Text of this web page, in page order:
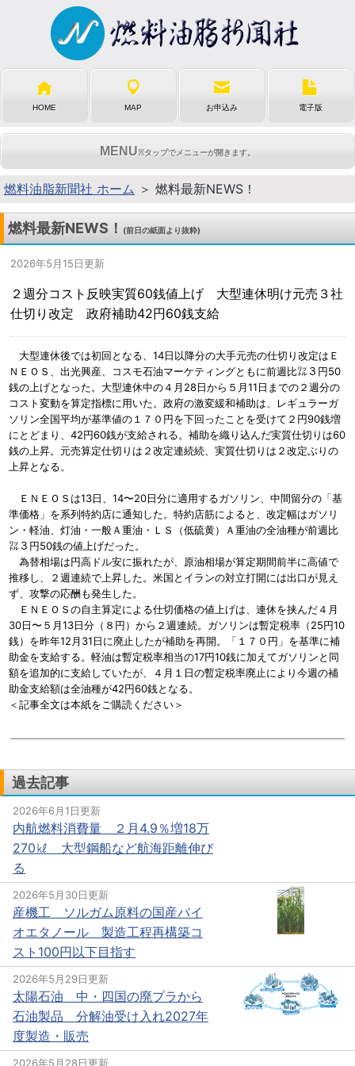
HOME MAP お申込み 電子版
MENU※タップでメニューが開きます。
燃料油脂新聞社 ホーム ＞ 燃料最新NEWS！
燃料最新NEWS！ (前日の紙面より抜粋)
2026年5月15日更新
２週分コスト反映実質60銭値上げ 大型連休明け元売３社
仕切り改定 政府補助42円60銭支給
大型連休後では初回となる、14日以降分の大手元売の仕切り改定はＥ
ＮＥＯＳ、出光興産、コスモ石油マーケティングともに前週比㍑３円50
銭の上げとなった。大型連休中の４月28日から５月11日までの２週分の
コスト変動を算定指標に用いた。政府の激変緩和補助は、レギュラーガ
ソリン全国平均が基準値の１７０円を下回ったことを受けて２円90銭増
にとどまり、42円60銭が支給される。補助を織り込んだ実質仕切りは60
銭の上昇。元売算定仕切りは２改定連続続、実質仕切りは２改定ぶりの
上昇となる。
ＥＮＥＯＳは13日、14〜20日分に適用するガソリン、中間留分の「基
準価格」を系列特約店に通知した。特約店筋によると、改定幅はガソリ
ン・軽油、灯油・一般Ａ重油・ＬＳ（低硫黄）Ａ重油の全油種が前週比
㍑３円50銭の値上げだった。
為替相場は円高ドル安に振れたが、原油相場が算定期間前半に高値で
推移し、２週連続で上昇した。米国とイランの対立打開には出口が見え
ず、攻撃の応酬も発生した。
ＥＮＥＯＳの自主算定による仕切価格の値上げは、連休を挟んだ４月
30日〜５月13日分（８円）から２週連続。ガソリンは暫定税率（25円10
銭）を昨年12月31日に廃止したが補助を再開。「１７０円」を基準に補
助金を支給する。軽油は暫定税率相当の17円10銭に加えてガソリンと同
額を追加的に支給していたが、４月１日の暫定税率廃止により今週の補
助金支給額は全油種が42円60銭となる。
＜記事全文は本紙をご購読ください＞
過去記事
2026年6月1日更新
内航燃料消費量 ２月4.9％増18万
270㎘ 大型鋼船など航海距離伸び
る
2026年5月30日更新
産機工 ソルガム原料の国産バイ
オエタノール 製造工程再構築コ
スト100円以下目指す
2026年5月29日更新
太陽石油 中・四国の廃プラから
石油製品 分解油受け入れ2027年
度製造・販売
2026年5月28日更新